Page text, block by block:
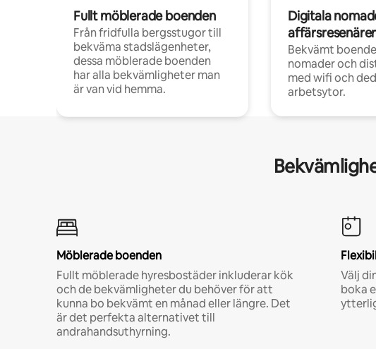
Fullt möblerade boenden
Från fridfulla bergsstugor till
bekväma stadslägenheter,
dessa möblerade boenden
har alla bekvämligheter man
är van vid hemma.
Digitala
affärsresenärer
Bekvämt
nomader och
med wifi och
arbetsytor.
Möblerade boenden
Fullt möblerade hyresbostäder inkluderar kök
och de bekvämligheter du behöver för att
kunna bo bekvämt en månad eller längre. Det
är det perfekta alternativet till
andrahandsuthyrning.
Välj
boka